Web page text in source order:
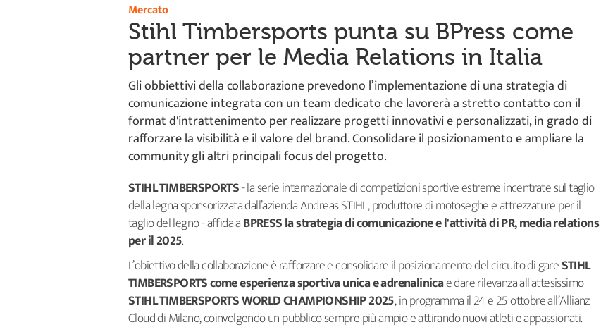
Mercato
Stihl Timbersports punta su BPress come
partner per le Media Relations in Italia
Gli obbiettivi della collaborazione prevedono l’implementazione di una strategia di
comunicazione integrata con un team dedicato che lavorerà a stretto contatto con il
format d'intrattenimento per realizzare progetti innovativi e personalizzati, in grado di
rafforzare la visibilità e il valore del brand. Consolidare il posizionamento e ampliare la
community gli altri principali focus del progetto.
STIHL TIMBERSPORTS- la serie internazionale di competizioni sportive estreme incentrate sul taglio
della legna sponsorizzata dall’azienda Andreas STIHL, produttore di motoseghe e attrezzature per il
taglio del legno - affida aBPRESSla strategia di comunicazione e l'attività di PR, media relations
per il 2025.
L’obiettivo della collaborazione è rafforzare e consolidare il posizionamento del circuito di gareSTIHL
TIMBERSPORTS come esperienza sportiva unica e adrenalinicae dare rilevanza all'attesissimo
STIHL TIMBERSPORTS WORLD CHAMPIONSHIP 2025, in programma il 24 e 25 ottobre all’Allianz
Cloud di Milano, coinvolgendo un pubblico sempre più ampio e attirando nuovi atleti e appassionati.